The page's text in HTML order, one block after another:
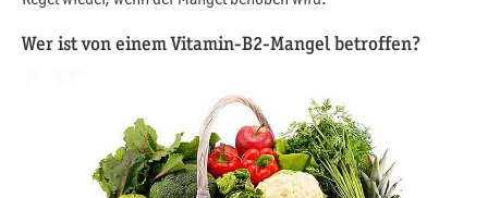
Wer ist von einem Vitamin-B2-Mangel betroffen?